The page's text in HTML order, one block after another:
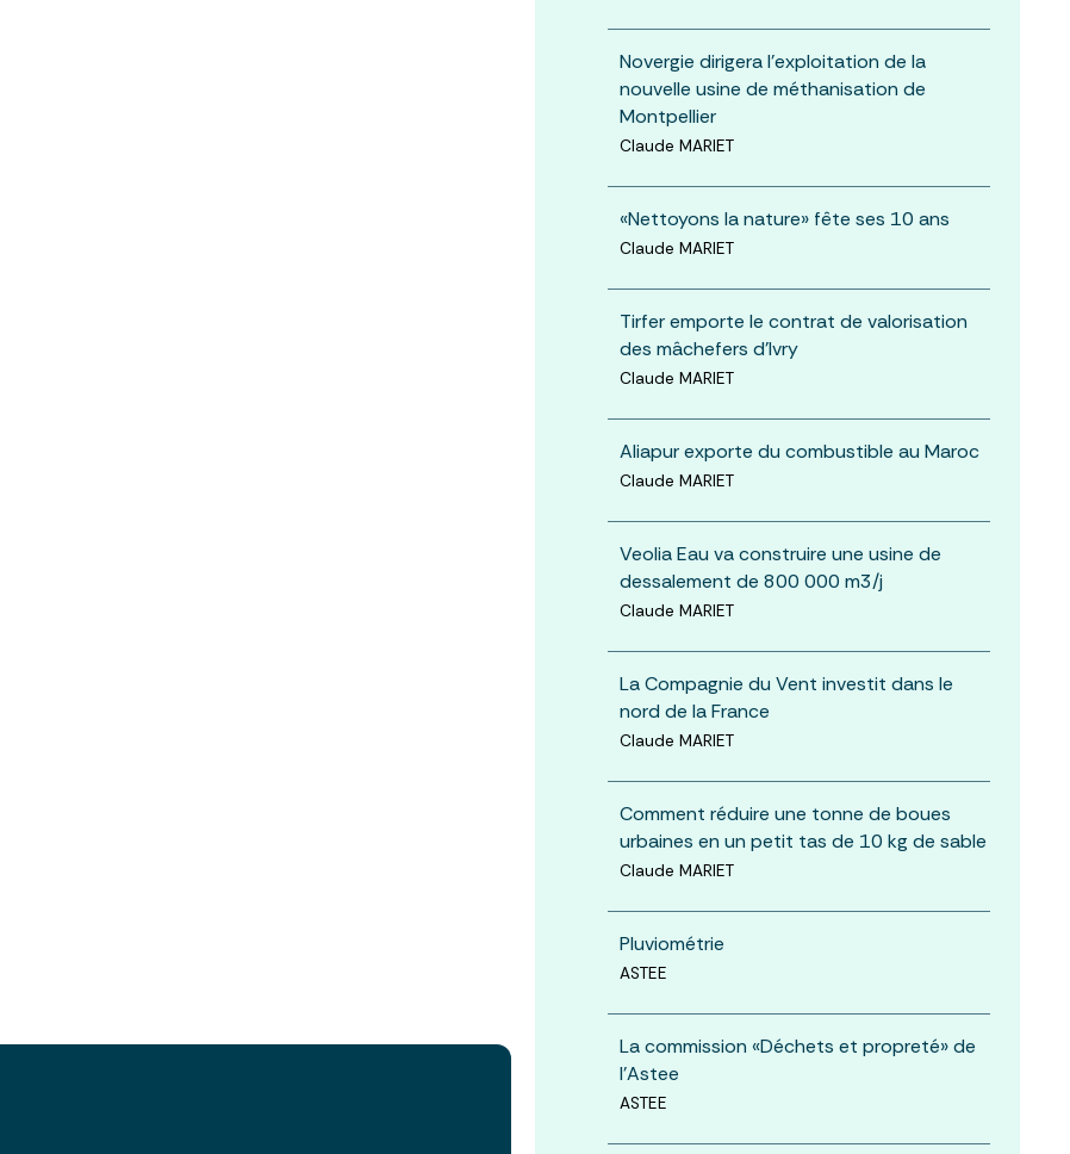
Novergie dirigera l’exploitation de la
nouvelle usine de méthanisation de
Montpellier
Claude MARIET
«Nettoyons la nature» fête ses 10 ans
Claude MARIET
Tirfer emporte le contrat de valorisation
des mâchefers d’Ivry
Claude MARIET
Aliapur exporte du combustible au Maroc
Claude MARIET
Veolia Eau va construire une usine de
dessalement de 800 000 m3/j
Claude MARIET
La Compagnie du Vent investit dans le
nord de la France
Claude MARIET
Comment réduire une tonne de boues
urbaines en un petit tas de 10 kg de sable
Claude MARIET
Pluviométrie
ASTEE
La commission «Déchets et propreté» de
l’Astee
ASTEE